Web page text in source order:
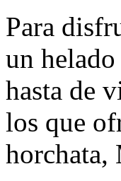
Para
un
hasta de
los que
horchata,